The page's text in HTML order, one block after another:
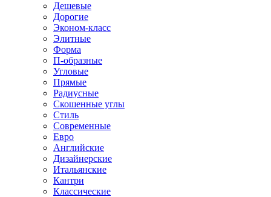
Дешевые
Дорогие
Эконом-класс
Элитные
Форма
П-образные
Угловые
Прямые
Радиусные
Скошенные углы
Стиль
Современные
Евро
Английские
Дизайнерские
Итальянские
Кантри
Классические